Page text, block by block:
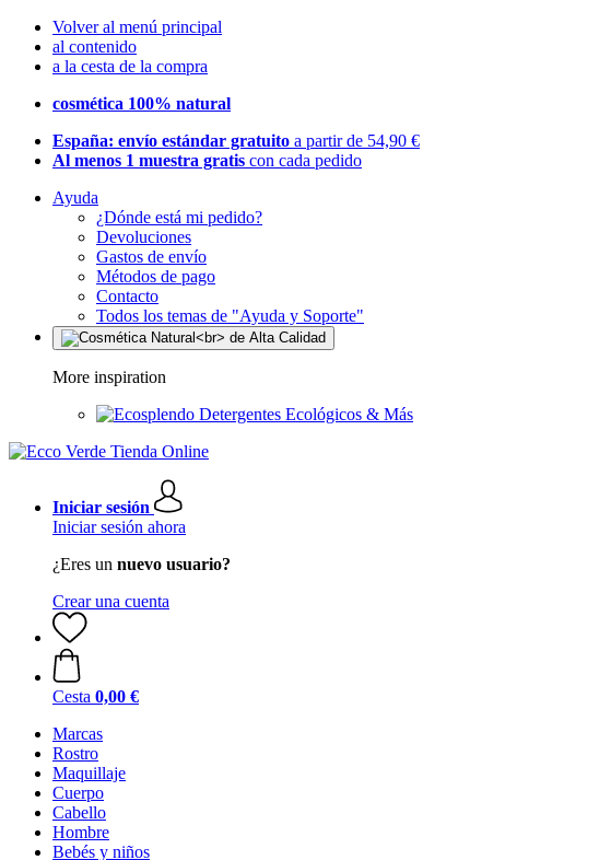
Volver al menú principal
al contenido
a la cesta de la compra
cosmética 100% natural
España: envío estándar gratuito a partir de 54,90 €
Al menos 1 muestra gratis con cada pedido
Ayuda
¿Dónde está mi pedido?
Devoluciones
Gastos de envío
Métodos de pago
Contacto
Todos los temas de "Ayuda y Soporte"
More inspiration
Detergentes Ecológicos & Más
Iniciar sesión
Iniciar sesión ahora
¿Eres un nuevo usuario?
Crear una cuenta
Cesta 0,00 €
Marcas
Rostro
Maquillaje
Cuerpo
Cabello
Hombre
Bebés y niños